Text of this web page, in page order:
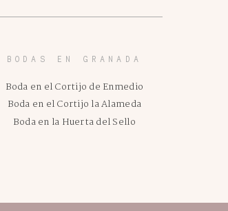
BODAS EN GRANADA
Boda en el Cortijo de Enmedio
Boda en el Cortijo la Alameda
Boda en la Huerta del Sello